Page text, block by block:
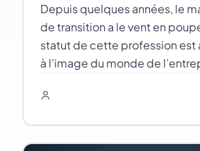
Depuis quelques années, le
de transition a le vent en
statut de cette profession
à l’image du monde de